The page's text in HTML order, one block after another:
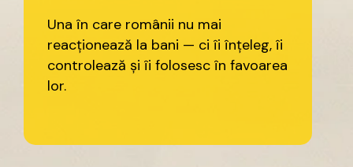
Una în care românii nu mai
reacționează la bani — ci îi înțeleg, îi
controlează și îi folosesc în favoarea
lor.